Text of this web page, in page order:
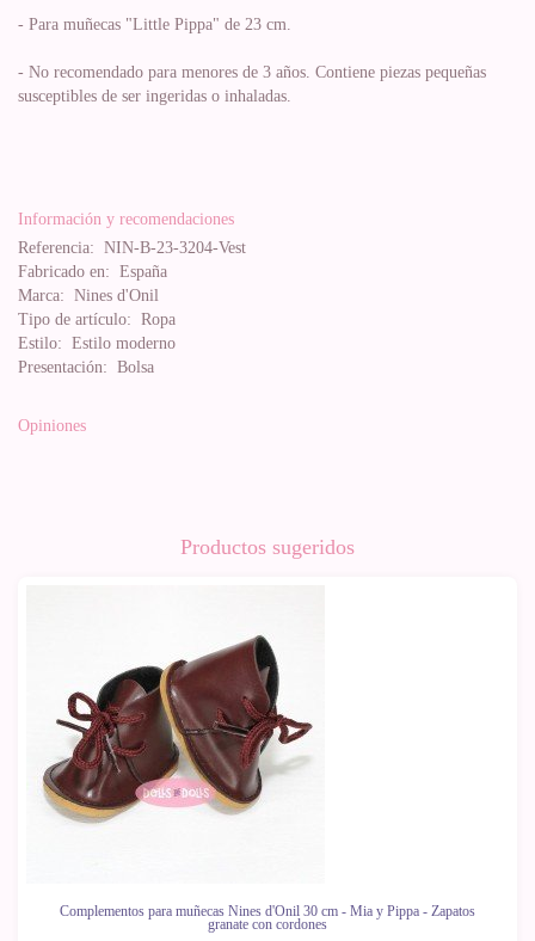
- Para muñecas "Little Pippa" de 23 cm.
- No recomendado para menores de 3 años. Contiene piezas pequeñas
susceptibles de ser ingeridas o inhaladas.
Información y recomendaciones
Referencia: NIN-B-23-3204-Vest
Fabricado en: España
Marca: Nines d'Onil
Tipo de artículo: Ropa
Estilo: Estilo moderno
Presentación: Bolsa
Opiniones
Productos sugeridos
Complementos para muñecas Nines d'Onil 30 cm - Mia y Pippa - Zapatos
granate con cordones